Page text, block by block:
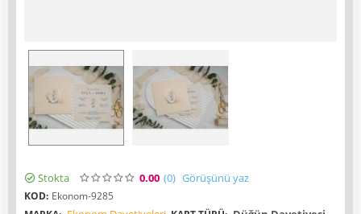
Stokta 0.00 (0) Görüşünü yaz
KOD: Ekonom-9285